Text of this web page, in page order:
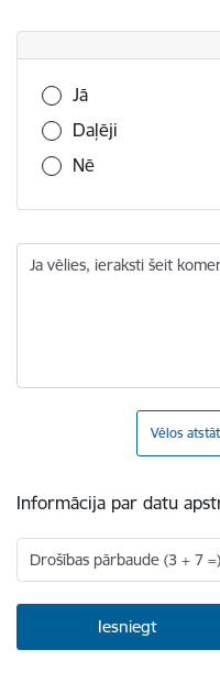
Vai šī informācija bija
Jā
Daļēji
Nē
Ja vēlies, ieraksti šeit
Vēlos
Informācija par datu
Drošības pārbaude (3 + 7 =)